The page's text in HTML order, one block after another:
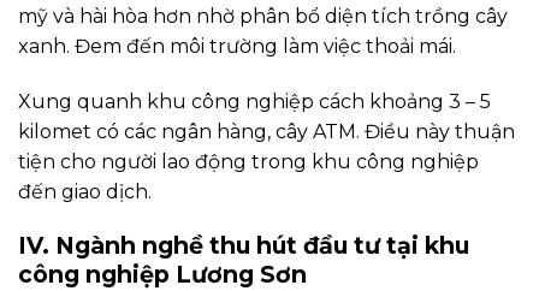
mỹ và hài hòa hơn nhờ phân bổ diện tích trồng cây
xanh. Đem đến môi trường làm việc thoải mái.
Xung quanh khu công nghiệp cách khoảng 3 – 5
kilomet có các ngân hàng, cây ATM. Điều này thuận
tiện cho người lao động trong khu công nghiệp
đến giao dịch.
IV. Ngành nghề thu hút đầu tư tại khu
công nghiệp Lương Sơn